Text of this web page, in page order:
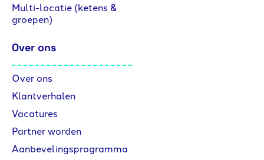
Multi-locatie (ketens &
groepen)
Over ons
Over ons
Klantverhalen
Vacatures
Partner worden
Aanbevelingsprogramma